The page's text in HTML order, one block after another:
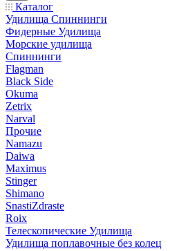
Каталог
Удилища Спиннинги
Фидерные Удилища
Морские удилища
Спиннинги
Flagman
Black Side
Okuma
Zetrix
Narval
Прочие
Namazu
Daiwa
Maximus
Stinger
Shimano
SnastiZdraste
Roix
Телескопические Удилища
Удилища поплавочные без колец